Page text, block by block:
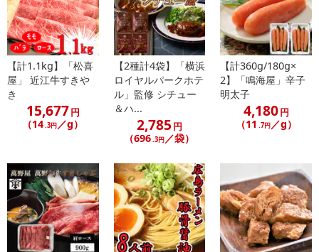
カート機能をご利用の場合は、配送日時指定をご利用いただけませ
ん。
発送日カレンダー
休業日
【計1.1kg】「松喜
屋」 近江牛すきや
き
15,677円
（14.3円／g）
【2種計4袋】「横浜
ロイヤルパークホテ
ル」監修 シチュー
＆ハ...
2,785 円
（696.3円／袋）
【計360g/180g×
2】「鳴海屋」辛子
明太子
4,180円
（11 .7円／g）